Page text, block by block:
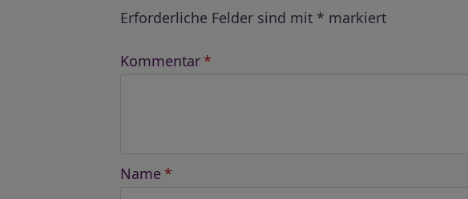
Erforderliche Felder sind mit * markiert
Kommentar *
Name *